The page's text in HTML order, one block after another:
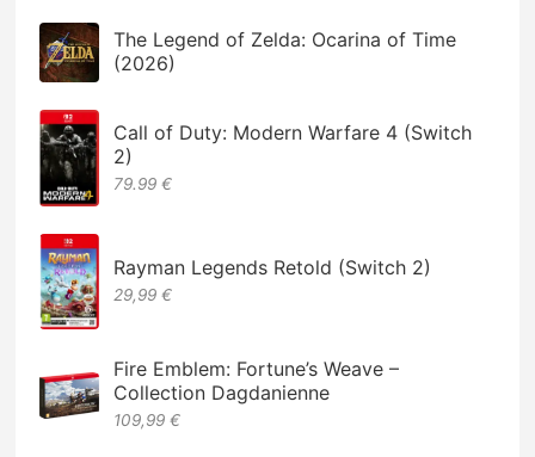
The Legend of Zelda: Ocarina of Time
(2026)
Call of Duty: Modern Warfare 4 (Switch
2)
79.99 €
Rayman Legends Retold (Switch 2)
29,99 €
Fire Emblem: Fortune’s Weave –
Collection Dagdanienne
109,99 €